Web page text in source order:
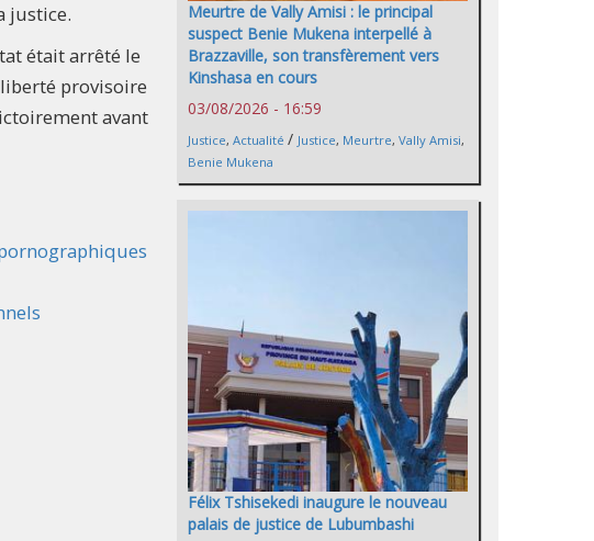
justice.
était arrêté le
provisoire
avant
Meurtre de Vally Amisi : le principal
suspect Benie Mukena interpellé à
Brazzaville, son transfèrement vers
Kinshasa en cours
03/08/2026 - 16:59
Justice, Actualité / Justice, Meurtre, Vally Amisi,
Benie Mukena
Félix Tshisekedi inaugure le nouveau
palais de justice de Lubumbashi